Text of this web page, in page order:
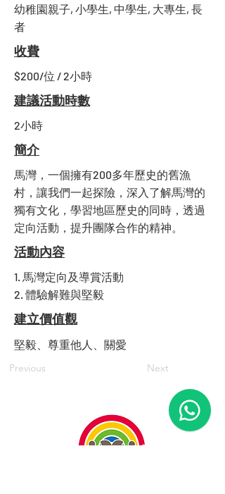
幼稚園親子, 小學生, 中學生, 大專生, 長
者
收費
$200/位 / 2小時
建議活動時數
2小時
簡介
馬灣，一個擁有200多年歷史的舊漁
村，讓我們一起探險，深入了解馬灣的
獨有文化，學習地區歷史的同時，透過
定向活動，提升團隊合作的精神。
活動內容
1. 馬灣定向及導賞活動
2. 體驗解難與堅毅
建立價值觀
堅毅、尊重他人、關愛
Previous Next